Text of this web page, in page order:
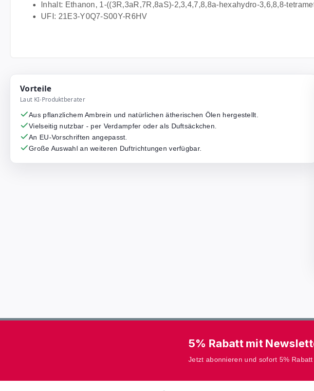
Inhalt: Ethanon, 1-((3R,3aR,7R,8aS)-2,3,4,7,8,8a-hexahydro-3,6,8,8-
UFI: 21E3-Y0Q7-S00Y-R6HV
Vorteile
Laut KI-Produktberater
Aus pflanzlichem Ambrein und natürlichen ätherischen Ölen hergestellt.
Vielseitig nutzbar - per Verdampfer oder als Duftsäckchen.
An EU-Vorschriften angepasst.
Große Auswahl an weiteren Duftrichtungen verfügbar.
5% Rabatt mit
Jetzt abonnieren und sofort 5%